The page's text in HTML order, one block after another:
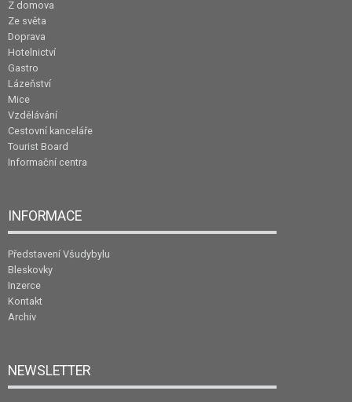
Z domova
Ze světa
Doprava
Hotelnictví
Gastro
Lázeňství
Mice
Vzdělávání
Cestovní kanceláře
Tourist Board
Informační centra
INFORMACE
Představení Všudybylu
Bleskovky
Inzerce
Kontakt
Archiv
NEWSLETTER